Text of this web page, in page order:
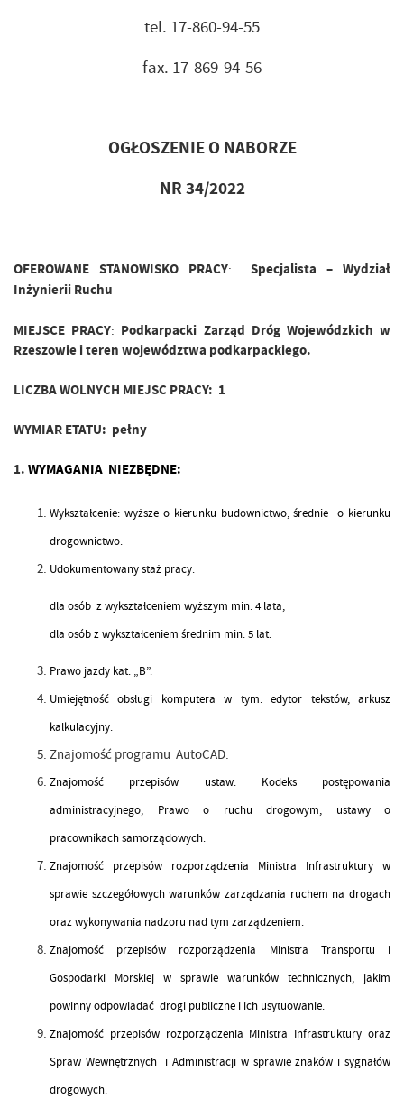
tel. 17-860-94-55
fax. 17-869-94-56
OGŁOSZENIE O NABORZE
NR 34/2022
OFEROWANE STANOWISKO PRACY:Specjalista – Wydział
Inżynierii Ruchu
MIEJSCE PRACY: Podkarpacki Zarząd Dróg Wojewódzkich w
Rzeszowie i teren województwa podkarpackiego.
LICZBA WOLNYCH MIEJSC PRACY: 1
WYMIAR ETATU: pełny
1. WYMAGANIA NIEZBĘDNE:
Wykształcenie: wyższe o kierunku budownictwo, średnie o kierunku
drogownictwo.
Udokumentowany staż pracy:
dla osób z wykształceniem wyższym min. 4 lata,
dla osób z wykształceniem średnim min. 5 lat.
Prawo jazdy kat. „B”.
Umiejętność obsługi komputera w tym: edytor tekstów, arkusz
kalkulacyjny.
Znajomość programu AutoCAD.
Znajomość przepisów ustaw: Kodeks postępowania
administracyjnego, Prawo o ruchu drogowym, ustawy o
pracownikach samorządowych.
Znajomość przepisów rozporządzenia Ministra Infrastruktury w
sprawie szczegółowych warunków zarządzania ruchem na drogach
oraz wykonywania nadzoru nad tym zarządzeniem.
Znajomość przepisów rozporządzenia Ministra Transportu i
Gospodarki Morskiej w sprawie warunków technicznych, jakim
powinny odpowiadać drogi publiczne i ich usytuowanie.
Znajomość przepisów rozporządzenia Ministra Infrastruktury oraz
Spraw Wewnętrznych i Administracji w sprawie znaków i sygnałów
drogowych.